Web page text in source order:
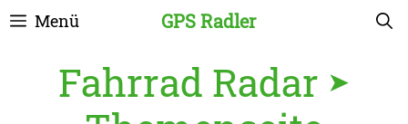
Zum
GPS Radler
Menü
Fahrrad Radar ➤